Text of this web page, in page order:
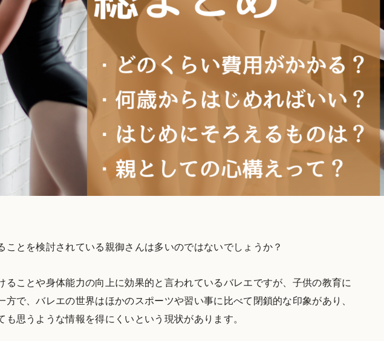
ことを検討されている親御さんは多いのではないでしょうか？
ることや身体能力の向上に効果的と言われているバレエですが、子供の教育に
方で、バレエの世界はほかのスポーツや習い事に比べて閉鎖的な印象があり、
も思うような情報を得にくいという現状があります。